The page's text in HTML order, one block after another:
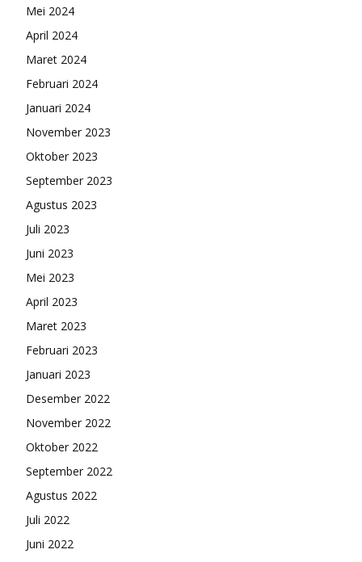
Mei 2024
April 2024
Maret 2024
Februari 2024
Januari 2024
November 2023
Oktober 2023
September 2023
Agustus 2023
Juli 2023
Juni 2023
Mei 2023
April 2023
Maret 2023
Februari 2023
Januari 2023
Desember 2022
November 2022
Oktober 2022
September 2022
Agustus 2022
Juli 2022
Juni 2022